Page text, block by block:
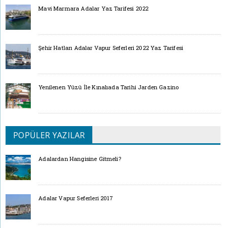
Mavi Marmara Adalar Yaz Tarifesi 2022
Şehir Hatları Adalar Vapur Seferleri 2022 Yaz Tarifesi
Yenilenen Yüzü İle Kınalıada Tarihi Jarden Gazino
POPÜLER YAZILAR
Adalardan Hangisine Gitmeli?
Adalar Vapur Seferleri 2017